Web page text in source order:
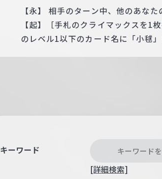
【永】 相手のターン中、他のあな
【起】［手札のクライマックスを1
のレベル1以下のカード名に「小毬
キーワード
[詳細検索]